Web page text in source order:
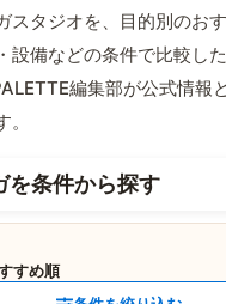
スタジオを、目的別のお
設備などの条件で比較し
編集部が公式情報
を条件から探す
すめ順